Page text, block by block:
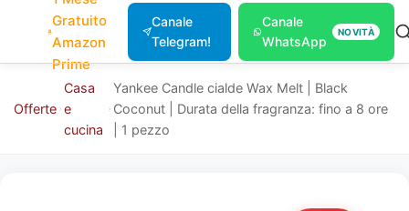
Gratuito
Amazon
Prime
Canale
Telegram!
Canale
WhatsApp
NOVITÀ
Offerte
Casa
e
cucina
Yankee Candle cialde Wax Melt | Black
Coconut | Durata della fragranza: fino a 8 ore
| 1 pezzo